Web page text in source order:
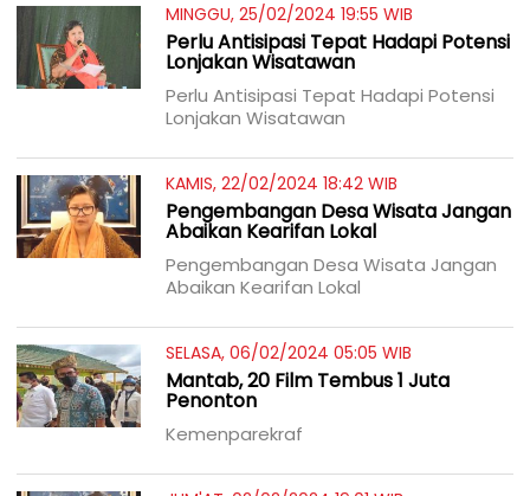
MINGGU, 25/02/2024 19:55 WIB
Perlu Antisipasi Tepat Hadapi Potensi
Lonjakan Wisatawan
Perlu Antisipasi Tepat Hadapi Potensi
Lonjakan Wisatawan
KAMIS, 22/02/2024 18:42 WIB
Pengembangan Desa Wisata Jangan
Abaikan Kearifan Lokal
Pengembangan Desa Wisata Jangan
Abaikan Kearifan Lokal
SELASA, 06/02/2024 05:05 WIB
Mantab, 20 Film Tembus 1 Juta
Penonton
Kemenparekraf